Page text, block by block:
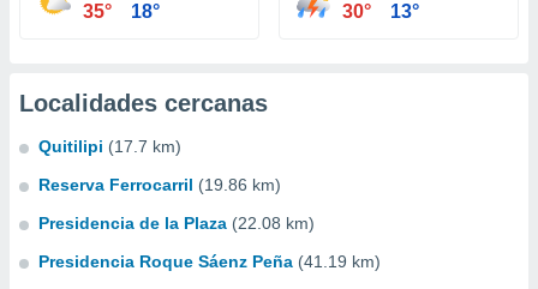
35° 18° 30° 13°
Localidades cercanas
Quitilipi (17.7 km)
Reserva Ferrocarril (19.86 km)
Presidencia de la Plaza (22.08 km)
Presidencia Roque Sáenz Peña (41.19 km)